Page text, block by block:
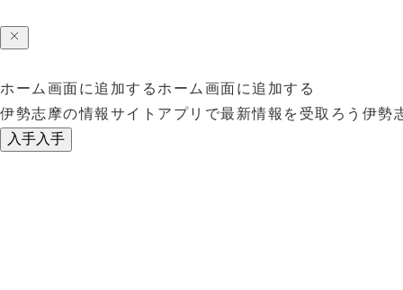
ホーム画面に追加する ホーム画面に追加する
伊勢志摩の情報サイトアプリで最新情報を受取ろう 伊勢
入手入手